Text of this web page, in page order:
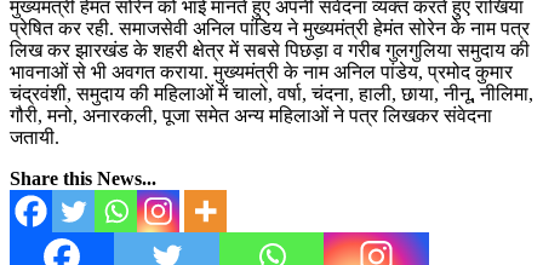
मुख्यमंत्री हेमंत सोरेन को भाई मानते हुए अपनी संवेदना व्यक्त करते हुए राखियां
प्रेषित कर रही. समाजसेवी अनिल पांडिय ने मुख्यमंत्री हेमंत सोरेन के नाम पत्र
लिख कर झारखंड के शहरी क्षेत्र में सबसे पिछड़ा व गरीब गुलगुलिया समुदाय की
भावनाओं से भी अवगत कराया. मुख्यमंत्री के नाम अनिल पांडेय, प्रमोद कुमार
चंद्रवंशी, समुदाय की महिलाओं में चालो, वर्षा, चंदना, हाली, छाया, नीनू, नीलिमा,
गौरी, मनो, अनारकली, पूजा समेत अन्य महिलाओं ने पत्र लिखकर संवेदना
जतायी.
Share this News...